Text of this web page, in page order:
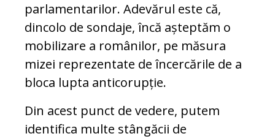
parlamentarilor. Adevărul este că,
dincolo de sondaje, încă așteptăm o
mobilizare a ro­mânilor, pe măsura
mizei reprezentate de în­cercările de a
bloca lupta anticorupție.
Din acest punct de vedere, putem
identifica mul­te stângăcii de